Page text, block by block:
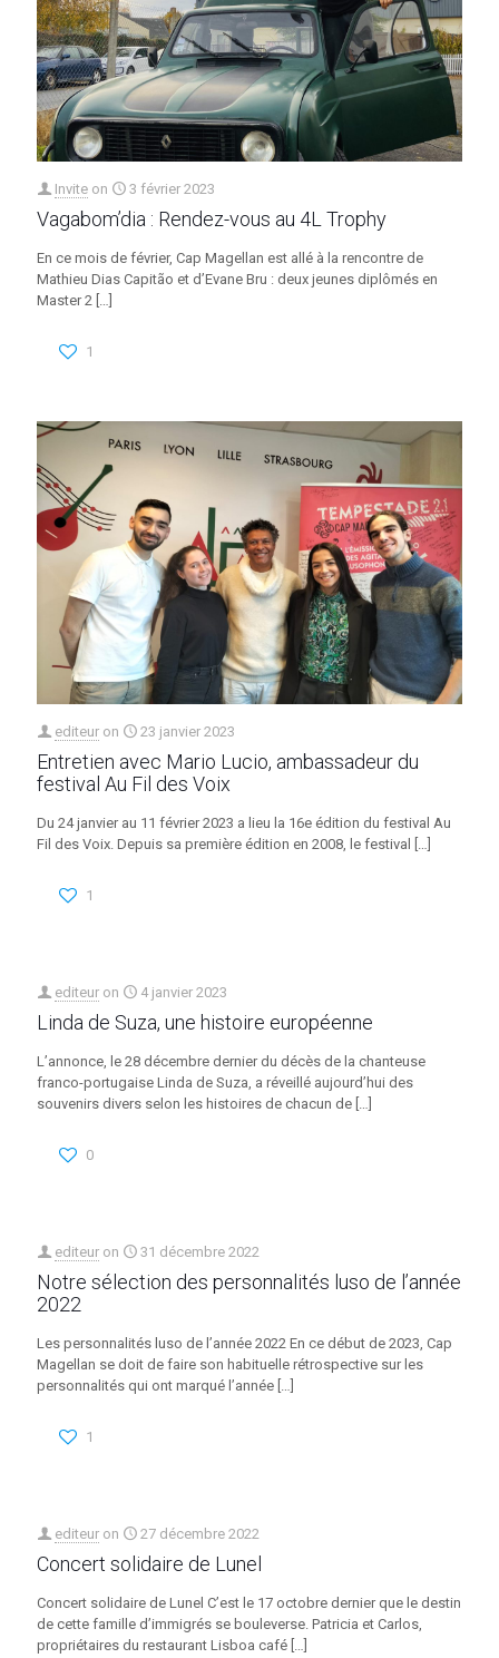
Invite on 3 février 2023
Vagabom’dia : Rendez-vous au 4L Trophy
En ce mois de février, Cap Magellan est allé à la rencontre de
Mathieu Dias Capitão et d’Evane Bru : deux jeunes diplômés en
Master 2 […]
1
editeur on 23 janvier 2023
Entretien avec Mario Lucio, ambassadeur du
festival Au Fil des Voix
Du 24 janvier au 11 février 2023 a lieu la 16e édition du festival Au
Fil des Voix. Depuis sa première édition en 2008, le festival
[…]
1
editeur on 4 janvier 2023
Linda de Suza, une histoire européenne
L’annonce, le 28 décembre dernier du décès de la chanteuse
franco-portugaise Linda de Suza, a réveillé aujourd’hui des
souvenirs divers selon les histoires de chacun de […]
0
editeur on 31 décembre 2022
Notre sélection des personnalités luso de l’année
2022
Les personnalités luso de l’année 2022 En ce début de 2023, Cap
Magellan se doit de faire son habituelle rétrospective sur les
personnalités qui ont marqué l’année […]
1
editeur on 27 décembre 2022
Concert solidaire de Lunel
Concert solidaire de Lunel C’est le 17 octobre dernier que le destin
de cette famille d’immigrés se bouleverse. Patricia et Carlos,
propriétaires du restaurant Lisboa café […]